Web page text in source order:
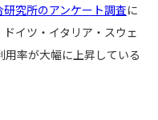
研究所のアンケート調査に
イツ・イタリア・スウェ
率が大幅に上昇している